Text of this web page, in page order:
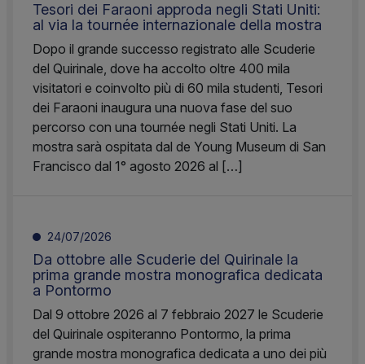
Tesori dei Faraoni approda negli Stati Uniti:
al via la tournée internazionale della mostra
Dopo il grande successo registrato alle Scuderie
del Quirinale, dove ha accolto oltre 400 mila
visitatori e coinvolto più di 60 mila studenti, Tesori
dei Faraoni inaugura una nuova fase del suo
percorso con una tournée negli Stati Uniti. La
mostra sarà ospitata dal de Young Museum di San
Francisco dal 1° agosto 2026 al […]
24/07/2026
Da ottobre alle Scuderie del Quirinale la
prima grande mostra monografica dedicata
a Pontormo
Dal 9 ottobre 2026 al 7 febbraio 2027 le Scuderie
del Quirinale ospiteranno Pontormo, la prima
grande mostra monografica dedicata a uno dei più